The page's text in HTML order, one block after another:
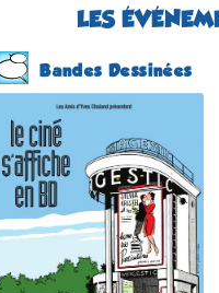
LES
Bandes Dessinées
Programme estival
(19 éme édition)
NÉRAC
(Lot-et-Garonne -
France)
du 5 juin au 30 août
2026